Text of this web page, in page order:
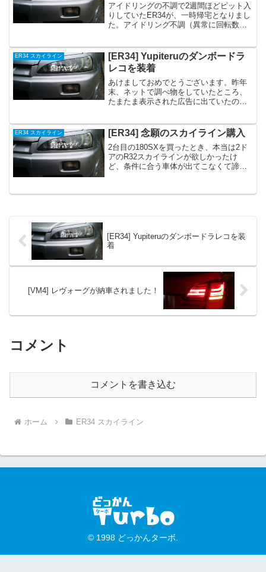
アイドリングの不調で2週間ほどピット入
りしていたER34が、一時帰宅となりまし
た。アイドリング不調（異常に回転数が
で、そこを直したら・エンジンをかけて
すぐストール・エア...
ER34 スカイライン
[ER34] Yupiteruのダンボードラ
レコを装着
あけましておめでとうございます。昨年
末、ネットで調べ物をしていたところ、
たまたま表示された広告に出ていたの
見た目がいかにも「ドラレコ」という感
じで、何となく好みではない...
ER34 スカイライン [ER34] 念願のスカイライン購入
2台目の180SXを買ったとき、本当は2ド
アのR32スカイラインが欲しかったけ
ど、条件に合う車体が出てこなくて諦め
ど、条件に合う車体が出てこなくて諦め
[ER34] Yupiteruのダンボードラレコを装
着
[VM4] レヴォーグが納車されました！
コメント
コメントを書き込む
ホーム ER34 スカイライン
© 1998 どっかんターボ.